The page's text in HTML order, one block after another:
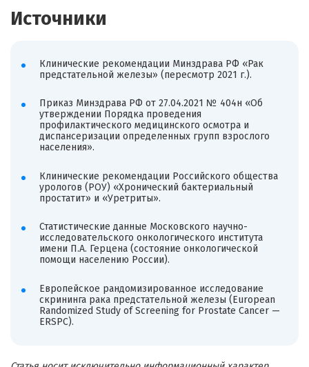
Источники
Клинические рекомендации Минздрава РФ «Рак
предстательной железы» (пересмотр 2021 г.).
Приказ Минздрава РФ от 27.04.2021 № 404н «Об
утверждении Порядка проведения
профилактического медицинского осмотра и
диспансеризации определенных групп взрослого
населения».
Клинические рекомендации Российского общества
урологов (РОУ) «Хронический бактериальный
простатит» и «Уретриты».
Статистические данные Московского научно-
исследовательского онкологического института
имени П.А. Герцена (состояние онкологической
помощи населению России).
Европейское рандомизированное исследование
скрининга рака предстательной железы (European
Randomized Study of Screening for Prostate Cancer —
ERSPC).